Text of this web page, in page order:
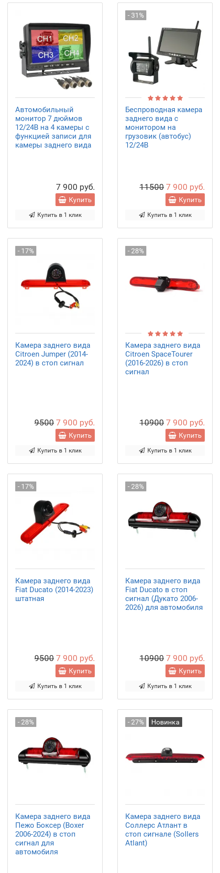
Автомобильный
монитор 7 дюймов
12/24В на 4 камеры с
функцией записи для
камеры заднего вида
7 900 руб.
Купить
Купить в 1 клик
- 31%
Беспроводная камера
заднего вида с
монитором на
грузовик (автобус)
12/24В
11500 7 900 руб.
Купить
Купить в 1 клик
- 17%
Камера заднего вида
Citroen Jumper (2014-
2024) в стоп сигнал
9500 7 900 руб.
Купить
Купить в 1 клик
- 28%
Камера заднего вида
Citroen SpaceTourer
(2016-2026) в стоп
сигнал
10900 7 900 руб.
Купить
Купить в 1 клик
- 17%
Камера заднего вида
Fiat Ducato (2014-2023)
штатная
9500 7 900 руб.
Купить
Купить в 1 клик
- 28%
Камера заднего вида
Fiat Ducato в стоп
сигнал (Дукато 2006-
2026) для автомобиля
10900 7 900 руб.
Купить
Купить в 1 клик
- 28%
Камера заднего вида
Пежо Боксер (Boxer
2006-2024) в стоп
сигнал для
автомобиля
- 27% Новинка
Камера заднего вида
Соллерс Атлант в
стоп сигнале (Sollers
Atlant)